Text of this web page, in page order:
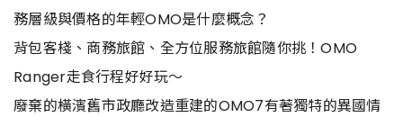
務層級與價格的年輕OMO是什麼概念？
背包客棧、商務旅館、全方位服務旅館隨你挑！OMO
Ranger走食行程好好玩～
廢棄的橫濱舊市政廳改造重建的OMO7有著獨特的異國情